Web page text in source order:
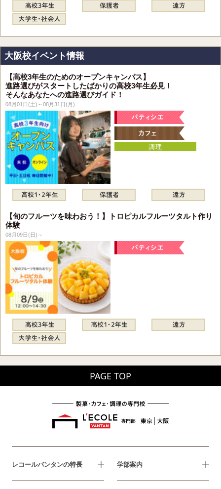
大阪校イベント情報
【高校3年生のためのオープンキャンパス】
進路選びがスタートしたばかりの高校3年生必見！
そんなあなたへの進路選びガイド！
08月01日(土)～08月31日(月)
【旬のフルーツを味わおう！】トロピカルフルーツタルト作り
体験
08月09日(日)～
PAGE TOP
レコールバンタンの特長 学部案内